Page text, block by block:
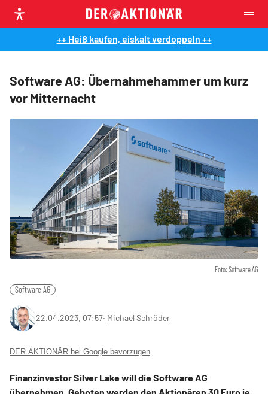
++ Heiß kaufen, eiskalt verdoppeln ++
Software AG: Übernahmehammer um kurz
vor Mitternacht
Foto: Software AG
Software AG
22.04.2023, 07:57‧ Michael Schröder
DER AKTIONÄR bei Google bevorzugen
Finanzinvestor Silver Lake will die Software AG